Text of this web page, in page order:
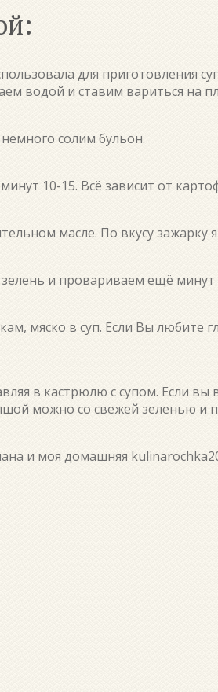
для
водой и ставим вариться на
солим бульон.
10-15. Всё зависит от
масле. По вкусу зажарку
и провариваем ещё минут
мяско в суп. Если Вы любите
в кастрюлю с супом. Если вы
можно со свежей зеленью
и моя домашняя